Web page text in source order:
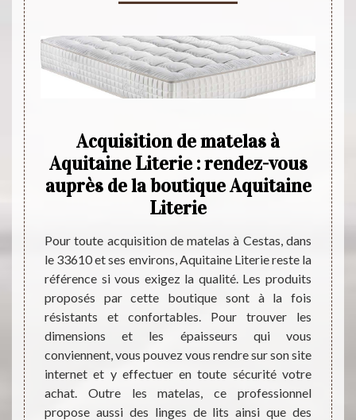
de
de
de
ont
et
les
le
Acquisition de matelas à
Aquitaine Literie : rendez-vous
auprès de la boutique Aquitaine
Literie
Pour toute acquisition de matelas à Cestas, dans
le 33610 et ses environs, Aquitaine Literie reste la
référence si vous exigez la qualité. Les produits
proposés par cette boutique sont à la fois
résistants et confortables. Pour trouver les
dimensions et les épaisseurs qui vous
conviennent, vous pouvez vous rendre sur son site
internet et y effectuer en toute sécurité votre
achat. Outre les matelas, ce professionnel
propose aussi des linges de lits ainsi que des
Est-
une
a